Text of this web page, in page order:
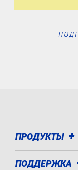
ПРОДУКТЫ
ПОДДЕРЖКА